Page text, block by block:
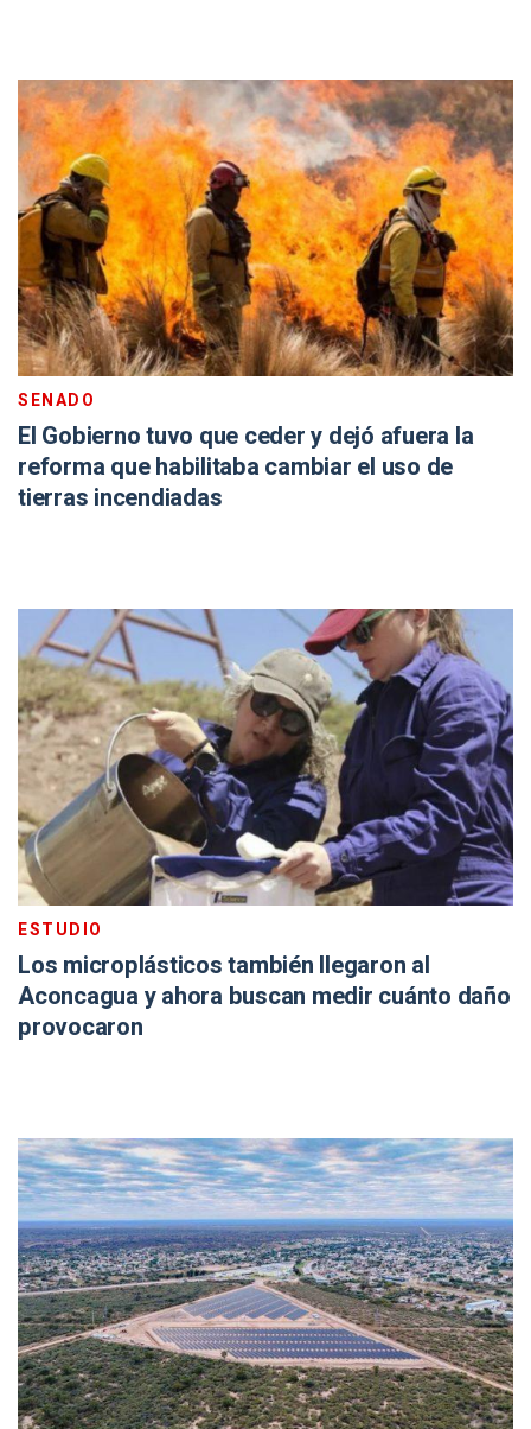
SENADO
El Gobierno tuvo que ceder y dejó afuera la
reforma que habilitaba cambiar el uso de
tierras incendiadas
ESTUDIO
Los microplásticos también llegaron al
Aconcagua y ahora buscan medir cuánto daño
provocaron